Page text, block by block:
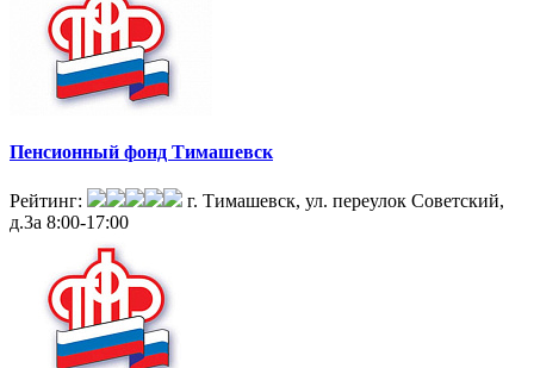
Пенсионный фонд Тимашевск
Рейтинг:
г. Тимашевск, ул. переулок Советский,
д.3а 8:00-17:00